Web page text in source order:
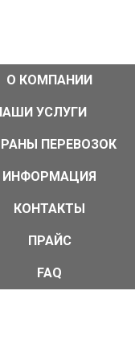
грузов
О КОМПАНИИ
УСЛУГИ
ПЕРЕВОЗОК
ИНФОРМАЦИЯ
КОНТАКТЫ
ПРАЙС
FAQ